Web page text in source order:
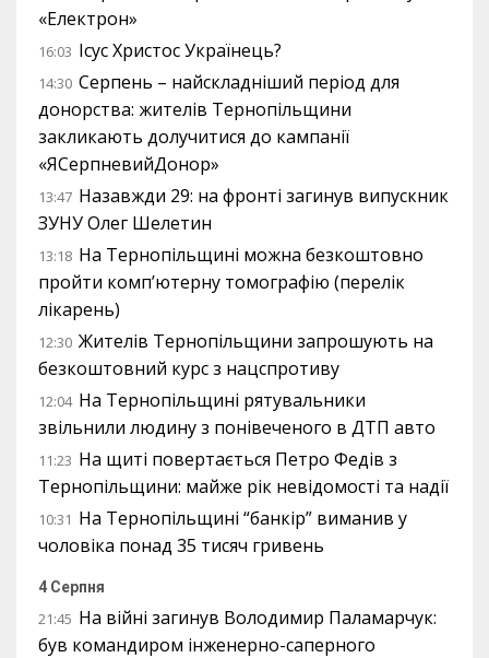
«Електрон»
16:03 Ісус Христос Українець?
14:30 Серпень – найскладніший період для
донорства: жителів Тернопільщини
закликають долучитися до кампанії
«ЯСерпневийДонор»
13:47 Назавжди 29: на фронті загинув випускник
ЗУНУ Олег Шелетин
13:18 На Тернопільщині можна безкоштовно
пройти комп’ютерну томографію (перелік
лікарень)
12:30 Жителів Тернопільщини запрошують на
безкоштовний курс з нацспротиву
12:04 На Тернопільщині рятувальники
звільнили людину з понівеченого в ДТП авто
11:23 На щиті повертається Петро Федів з
Тернопільщини: майже рік невідомості та надії
10:31 На Тернопільщині “банкір” виманив у
чоловіка понад 35 тисяч гривень
4 Серпня
21:45 На війні загинув Володимир Паламарчук:
був командиром інженерно-саперного